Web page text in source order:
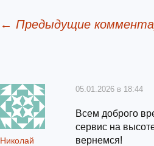
← Предыдущие
Николай
05.01.2026 в 18:44
Всем доброго
сервис на
вернемся!